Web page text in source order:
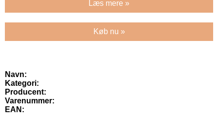
Læs mere »
Køb nu »
Navn:
Kategori:
Producent:
Varenummer:
EAN: